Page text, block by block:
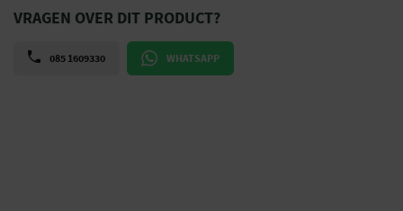
VRAGEN OVER DIT PRODUCT?
085 1609330 WHATSAPP